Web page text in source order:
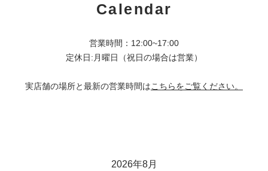
Calendar
営業時間：12:00~17:00
定休日:月曜日（祝日の場合は営業）
実店舗の場所と最新の営業時間はこちらをご覧ください。
2026年8月